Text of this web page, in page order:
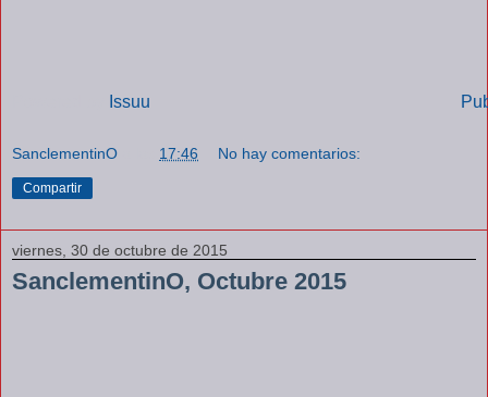
Issuu
SanclementinO 17:46 No hay comentarios:
Compartir
viernes, 30 de octubre de 2015
SanclementinO, Octubre 2015